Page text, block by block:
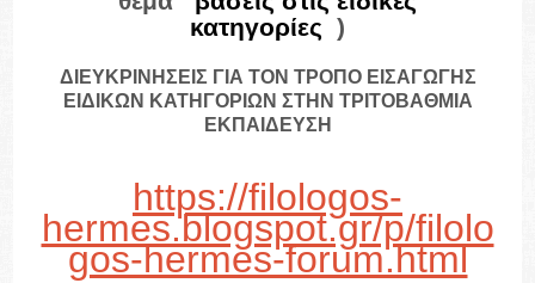
κατηγορίες )
ΔΙΕΥΚΡΙΝΗΣΕΙΣ ΓΙΑ ΤΟΝ ΤΡΟΠΟ ΕΙΣΑΓΩΓΗΣ
ΕΙΔΙΚΩΝ ΚΑΤΗΓΟΡΙΩΝ ΣΤΗΝ ΤΡΙΤΟΒΑΘΜΙΑ
ΕΚΠΑΙΔΕΥΣΗ
https://filologos-
hermes.blogspot.gr/p/filolo
gos-hermes-forum.html